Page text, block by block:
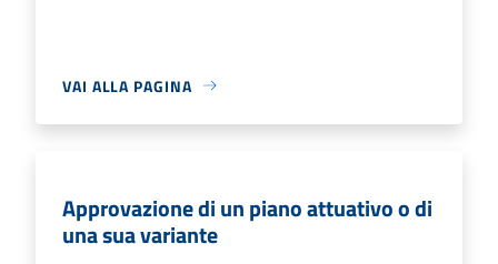
VAI ALLA PAGINA
Approvazione di un piano attuativo o di
una sua variante